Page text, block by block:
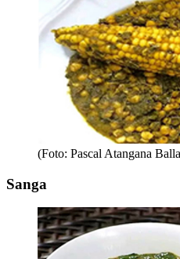
(Foto: Pascal Atangana
Sanga